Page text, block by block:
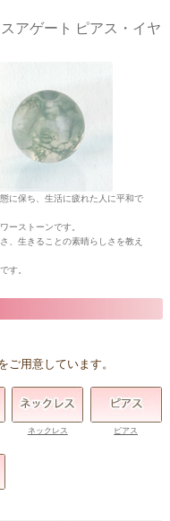
ゲート ピアス・イヤ
に保ち、生活に疲れた人に平和で
ーストーンです。
、生きることの素晴らしさを教え
す。
用意しています。
ネックレス ピアス